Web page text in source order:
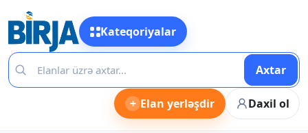
Kateqoriyalar
Axtar
+ Elan yerləşdir Daxil ol